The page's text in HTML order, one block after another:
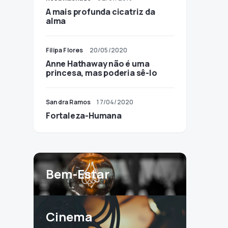
A mais profunda cicatriz da
alma
Filipa Flores 20/05/2020
Anne Hathaway não é uma
princesa, mas poderia sê-lo
Sandra Ramos 17/04/2020
Fortaleza-Humana
Bem-Estar
Cinema